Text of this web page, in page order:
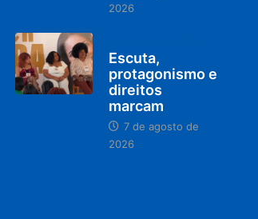
2026
Escuta,
protagonismo e
direitos
marcam
7 de agosto de
2026